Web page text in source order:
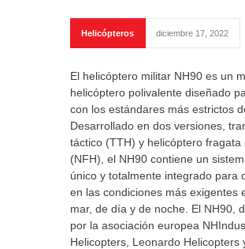
Helicópteros diciembre 17, 2022
El helicóptero militar NH90 es un
helicóptero polivalente diseñado
con los estándares más estrictos
Desarrollado en dos versiones,
táctico (TTH) y helicóptero fragata
(NFH), el NH90 contiene un
único y totalmente integrado para
en las condiciones más exigentes
mar, de día y de noche. El NH90,
por la asociación europea
Helicopters, Leonardo Helicopters